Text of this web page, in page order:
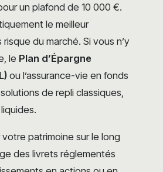
un plafond de 10 000 €.
le meilleur
du marché. Si vous n’y
le Plan d’Épargne
ou l’assurance-vie en fonds
de repli classiques,
patrimoine sur le long
des livrets réglementés